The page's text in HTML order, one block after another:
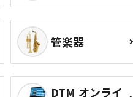
管楽器
DTM オンライ